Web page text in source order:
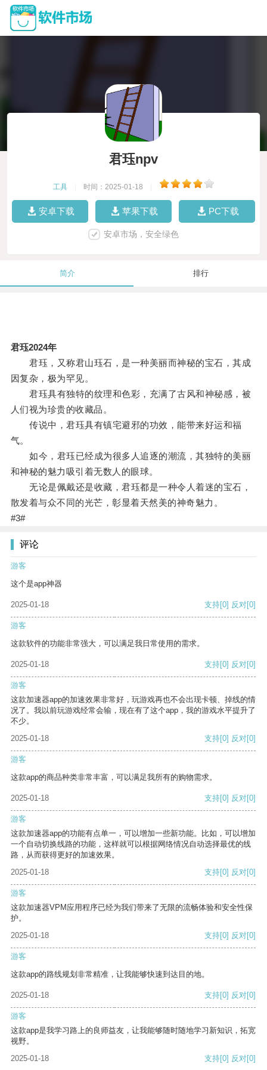
君珏npv
工具 时间：2025-01-18
安卓下载 苹果下载 PC下载
安卓市场，安全绿色
简介 排行
君珏2024年
君珏，又称君山珏石，是一种美丽而神秘的宝石，其成
因复杂，极为罕见。
君珏具有独特的纹理和色彩，充满了古风和神秘感，被
人们视为珍贵的收藏品。
传说中，君珏具有镇宅避邪的功效，能带来好运和福
气。
如今，君珏已经成为很多人追逐的潮流，其独特的美丽
和神秘的魅力吸引着无数人的眼球。
无论是佩戴还是收藏，君珏都是一种令人着迷的宝石，
散发着与众不同的光芒，彰显着天然美的神奇魅力。
#3#
评论
游客
这个是app神器
2025-01-18 支持[0] 反对[0]
游客
这款软件的功能非常强大，可以满足我日常使用的需求。
2025-01-18 支持[0] 反对[0]
游客
这款加速器app的加速效果非常好，玩游戏再也不会出现卡顿、掉线的情
况了。我以前玩游戏经常会输，现在有了这个app，我的游戏水平提升了
不少。
2025-01-18
支持[0] 反对[0]
游客
这款app的商品种类非常丰富，可以满足我所有的购物需求。
2025-01-18 支持[0] 反对[0]
游客
这款加速器app的功能有点单一，可以增加一些新功能。比如，可以增加
一个自动切换线路的功能，这样就可以根据网络情况自动选择最优的线
路，从而获得更好的加速效果。
2025-01-18
支持[0] 反对[0]
游客
这款加速器VPM应用程序已经为我们带来了无限的流畅体验和安全性保
护。
2025-01-18
支持[0] 反对[0]
游客
这款app的路线规划非常精准，让我能够快速到达目的地。
2025-01-18 支持[0] 反对[0]
游客
这款app是我学习路上的良师益友，让我能够随时随地学习新知识，拓宽
视野。
2025-01-18
支持[0] 反对[0]